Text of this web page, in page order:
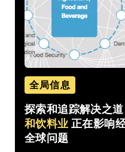
全局信息
探索和追踪解决之道
和饮料业 正在影响
全球问题